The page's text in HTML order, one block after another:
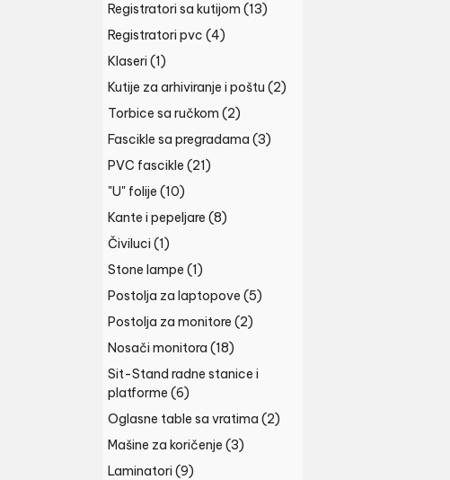
Registratori sa kutijom (13)
Registratori pvc (4)
Klaseri (1)
Kutije za arhiviranje i poštu (2)
Torbice sa ručkom (2)
Fascikle sa pregradama (3)
PVC fascikle (21)
"U" folije (10)
Kante i pepeljare (8)
Čiviluci (1)
Stone lampe (1)
Postolja za laptopove (5)
Postolja za monitore (2)
Nosači monitora (18)
Sit-Stand radne stanice i
platforme (6)
Oglasne table sa vratima (2)
Mašine za koričenje (3)
Laminatori (9)